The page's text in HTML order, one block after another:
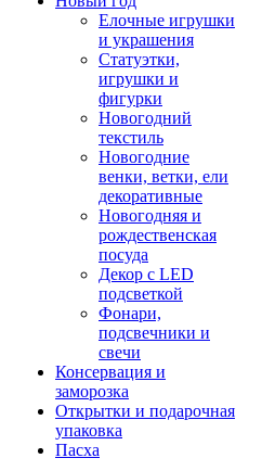
Елочные игрушки
и украшения
Статуэтки,
игрушки и
фигурки
Новогодний
текстиль
Новогодние
венки, ветки, ели
декоративные
Новогодняя и
рождественская
посуда
Декор с LED
подсветкой
Фонари,
подсвечники и
свечи
Консервация и
заморозка
Открытки и подарочная
упаковка
Пасха